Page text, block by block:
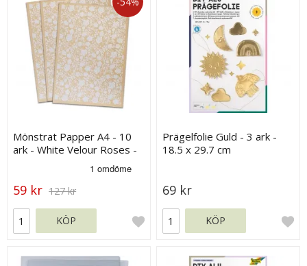
Mönstrat Papper A4 - 10
ark - White Velour Roses -
59 kr 127 kr
KÖP
Prägelfolie Guld - 3 ark -
18.5 x 29.7 cm
69 kr
KÖP